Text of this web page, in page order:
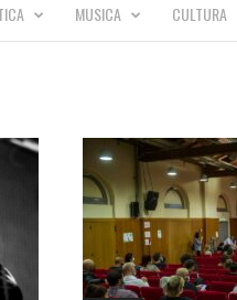
MUSICA CULTURA